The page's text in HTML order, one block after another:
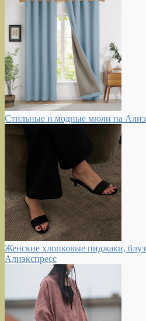
Стильные и модные мюли на
Женские хлопковые пиджаки,
Алиэкспресс